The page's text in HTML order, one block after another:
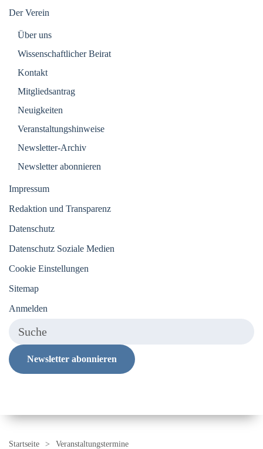
Der Verein
Über uns
Wissenschaftlicher Beirat
Kontakt
Mitgliedsantrag
Neuigkeiten
Veranstaltungshinweise
Newsletter-Archiv
Newsletter abonnieren
Impressum
Redaktion und Transparenz
Datenschutz
Datenschutz Soziale Medien
Cookie Einstellungen
Sitemap
Anmelden
Newsletter abonnieren
Startseite Veranstaltungstermine